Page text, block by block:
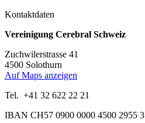
Kontaktdaten
Vereinigung Cerebral Schweiz
Zuchwilerstrasse 41
4500 Solothurn
Auf Maps anzeigen
Tel. +41 32 622 22 21
IBAN CH57 0900 0000 4500 2955 3